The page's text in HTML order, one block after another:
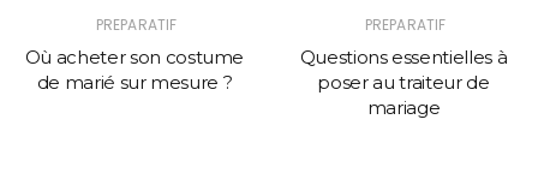
PREPARATIF
Où acheter son costume
de marié sur mesure ?
PREPARATIF
Questions essentielles à
poser au traiteur de
mariage